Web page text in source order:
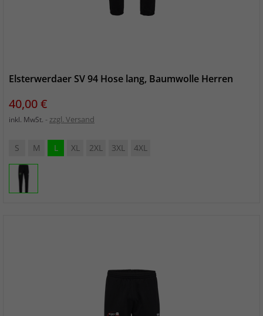
Elsterwerdaer SV 94 Hose lang, Baumwolle Herren
Preis
40,00 €
inkl. MwSt. zzgl. Versand
S M L XL 2XL 3XL 4XL